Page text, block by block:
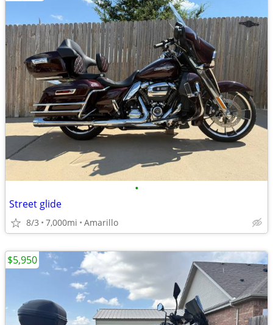
•
Street glide
8/3 7,000mi Amarillo
$5,950